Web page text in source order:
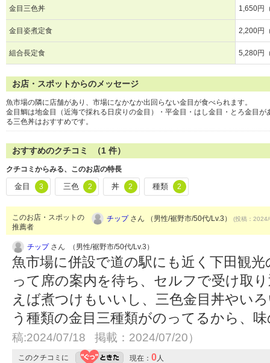
金目三色丼 1,650円
金目姿煮定食 2,200円
組合長定食 5,280円
お店・スポットからのメッセージ
魚市場の隣に店舗があり、市場になかなか出回らない金目が食べられます。
金目鯛は地金目（近海で採れる日戻りの金目）・平金目・はし金目・とろ金目
る三色丼はおすすめです。
おすすめのクチコミ （1 件）
クチコミからみる、このお店の特長
金目 3 三色 2 丼 2 種類 2
このお店・スポットの
推薦者
チップさん （男性/裾野市/50代/Lv.3） (投稿：
チップさん （男性/裾野市/50代/Lv.3）
魚市場に併設で道の駅にも近く下田観
って席の案内を待ち、セルフで受け取
えば煮つけもいいし、三色金目丼やい
う種類の金目三種類がのってるから、
稿:2024/07/18 掲載：2024/07/20）
このクチコミに 現在： 0 人